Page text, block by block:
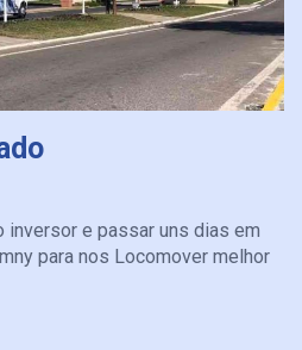
inversor e passar uns dias em
para nos Locomover melhor